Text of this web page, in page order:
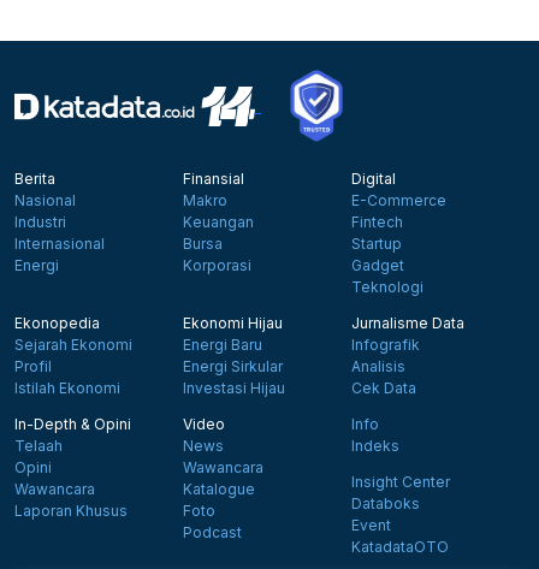
Berita
Nasional
Industri
Internasional
Energi
Finansial
Makro
Keuangan
Bursa
Korporasi
Digital
E-Commerce
Fintech
Startup
Gadget
Teknologi
Ekonopedia
Sejarah Ekonomi
Profil
Istilah Ekonomi
Ekonomi Hijau
Energi Baru
Energi Sirkular
Investasi Hijau
Jurnalisme Data
Infografik
Analisis
Cek Data
In-Depth & Opini
Telaah
Opini
Wawancara
Laporan Khusus
Video
News
Wawancara
Katalogue
Foto
Podcast
Info
Indeks
Insight Center
Databoks
Event
KatadataOTO